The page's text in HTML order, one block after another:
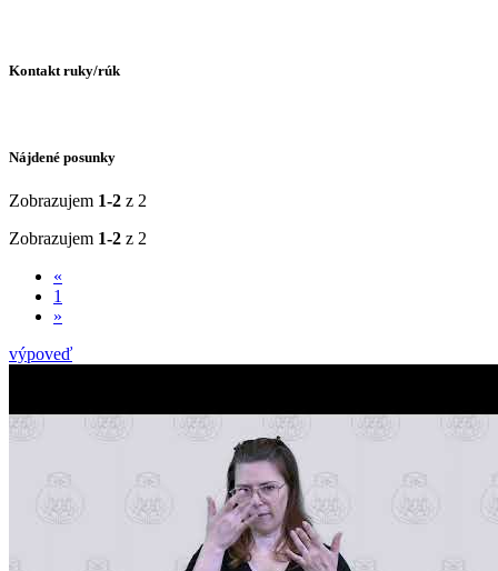
Kontakt ruky/rúk
Nájdené posunky
Zobrazujem 1-2 z 2
Zobrazujem 1-2 z 2
«
1
»
výpoveď